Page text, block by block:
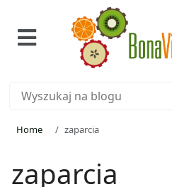
Home zaparcia
zaparcia